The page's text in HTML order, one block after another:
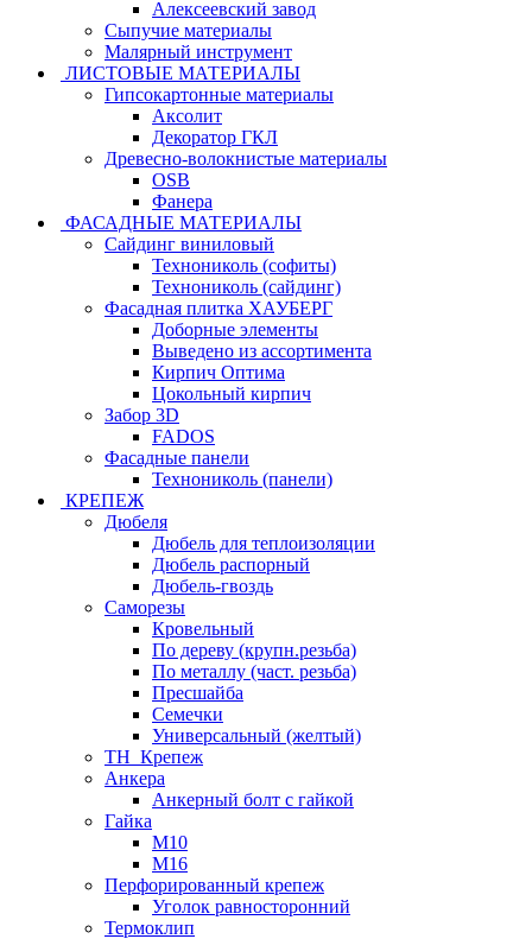
Алексеевский завод
Сыпучие материалы
Малярный инструмент
ЛИСТОВЫЕ МАТЕРИАЛЫ
Гипсокартонные материалы
Аксолит
Декоратор ГКЛ
Древесно-волокнистые материалы
OSB
Фанера
ФАСАДНЫЕ МАТЕРИАЛЫ
Сайдинг виниловый
Технониколь (софиты)
Технониколь (сайдинг)
Фасадная плитка ХАУБЕРГ
Доборные элементы
Выведено из ассортимента
Кирпич Оптима
Цокольный кирпич
Забор 3D
FADOS
Фасадные панели
Технониколь (панели)
КРЕПЕЖ
Дюбеля
Дюбель для теплоизоляции
Дюбель распорный
Дюбель-гвоздь
Саморезы
Кровельный
По дереву (крупн.резьба)
По металлу (част. резьба)
Пресшайба
Семечки
Универсальный (желтый)
ТН_Крепеж
Анкера
Анкерный болт с гайкой
Гайка
М10
М16
Перфорированный крепеж
Уголок равносторонний
Термоклип